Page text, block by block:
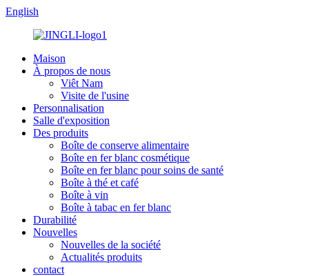
English
Maison
À propos de nous
Viêt Nam
Visite de l'usine
Personnalisation
Salle d'exposition
Des produits
Boîte de conserve alimentaire
Boîte en fer blanc cosmétique
Boîte en fer blanc pour soins de santé
Boîte à thé et café
Boîte à vin
Boîte à tabac en fer blanc
Durabilité
Nouvelles
Nouvelles de la société
Actualités produits
contact